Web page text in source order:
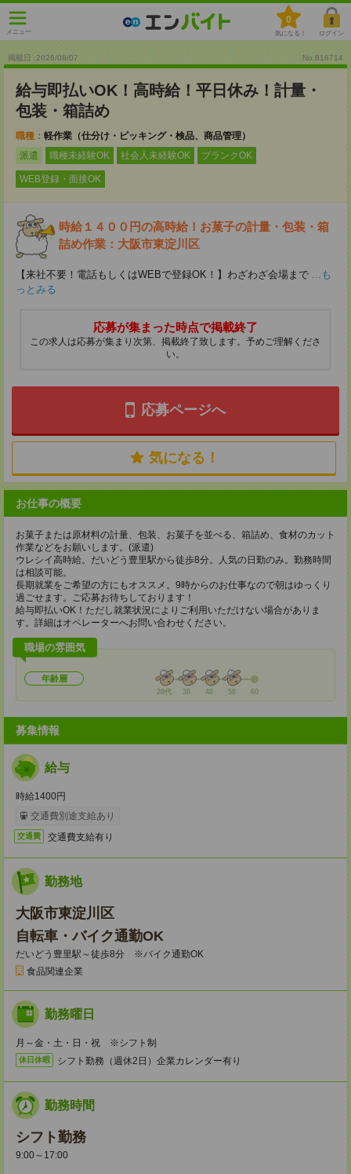
メニュー
0
気になる！ ログイン
掲載日 :2026/08/07 No.816714
給与即払いOK！高時給！平日休み！計量・
包装・箱詰め
職種： 軽作業（仕分け・ピッキング・検品、商品管理）
派遣
職種未経験OK 社会人未経験OK ブランクOK
WEB登録・面接OK
時給１４００円の高時給！お菓子の計量・包装・箱
詰め作業：大阪市東淀川区
【来社不要！電話もしくはWEBで登録OK！】わざわざ会場まで ...も
っとみる
応募が集まった時点で掲載終了
この求人は応募が集まり次第、掲載終了致します。予めご理解くださ
い。
応募ページへ
気になる！
お仕事の概要
お菓子または原材料の計量、包装、お菓子を並べる、箱詰め、食材のカット
作業などをお願いします。(派遣)
ウレシイ高時給。だいどう豊里駅から徒歩8分。人気の日勤のみ。勤務時間
は相談可能。
長期就業をご希望の方にもオススメ。9時からのお仕事なので朝はゆっくり
過ごせます。ご応募お待ちしております！
給与即払いOK！ただし就業状況によりご利用いただけない場合がありま
す。詳細はオペレーターへお問い合わせください。
職場の雰囲気
年齢層
20代 30 40 50 60
募集情報
給与
時給1400円
交通費別途支給あり
交通費 交通費支給有り
勤務地
大阪市東淀川区
自転車・バイク通勤OK
だいどう豊里駅～徒歩8分 ※バイク通勤OK
食品関連企業
勤務曜日
月～金・土・日・祝 ※シフト制
休日休暇 シフト勤務（週休2日）企業カレンダー有り
勤務時間
シフト勤務
9:00～17:00